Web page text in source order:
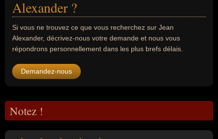
Alexander ?
Si vous ne trouvez ce que vous recherchez sur Jean
Alexander, décrivez-nous votre demande et nous vous
répondrons personnellement dans les plus brefs délais.
Demandez-nous
Notez !